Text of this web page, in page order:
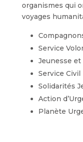
organismes qui
voyages
Service
Jeunesse
Service
Solidarités
Action
Planète